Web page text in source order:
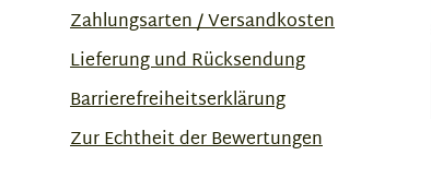
Zahlungsarten / Versandkosten
Lieferung und Rücksendung
Barrierefreiheitserklärung
Zur Echtheit der Bewertungen